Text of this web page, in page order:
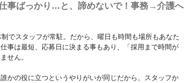
事ばっかり…と、諦めないで！事務→介護へ
でスタッフが常駐。だから、曜日も時間も場所もあなた
事は最短、応募日に決まる事もあり、「採用まで時間が
せん。
かの役に立つというやりがいが同じだから。スタッフか